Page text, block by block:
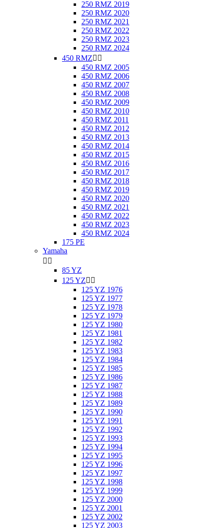
250 RMZ 2019
250 RMZ 2020
250 RMZ 2021
250 RMZ 2022
250 RMZ 2023
250 RMZ 2024
450 RMZ 
450 RMZ 2005
450 RMZ 2006
450 RMZ 2007
450 RMZ 2008
450 RMZ 2009
450 RMZ 2010
450 RMZ 2011
450 RMZ 2012
450 RMZ 2013
450 RMZ 2014
450 RMZ 2015
450 RMZ 2016
450 RMZ 2017
450 RMZ 2018
450 RMZ 2019
450 RMZ 2020
450 RMZ 2021
450 RMZ 2022
450 RMZ 2023
450 RMZ 2024
175 PE
Yamaha
 
85 YZ
125 YZ 
125 YZ 1976
125 YZ 1977
125 YZ 1978
125 YZ 1979
125 YZ 1980
125 YZ 1981
125 YZ 1982
125 YZ 1983
125 YZ 1984
125 YZ 1985
125 YZ 1986
125 YZ 1987
125 YZ 1988
125 YZ 1989
125 YZ 1990
125 YZ 1991
125 YZ 1992
125 YZ 1993
125 YZ 1994
125 YZ 1995
125 YZ 1996
125 YZ 1997
125 YZ 1998
125 YZ 1999
125 YZ 2000
125 YZ 2001
125 YZ 2002
125 YZ 2003